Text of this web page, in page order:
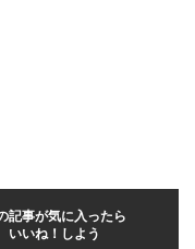
記事が気に入ったら
いいね！しよう